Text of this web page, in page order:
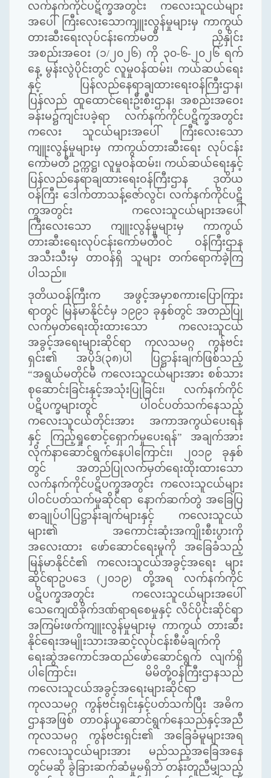
လက်နက်ကိုင်ပဋိက္ခအတွင်း
ကလေးသူငယ်များ
အပေါ်
ကြီးလေးသောကျူးလွန်မှုများမှ ကာကွယ်
တားဆီးရေးလုပ်ငန်းကော်မတီ
ညှိနှိုင်း
အစည်းအဝေး (၁/၂၀၂၆) ကို ၃၀-၆- ၂၀၂၆ ရက်
နေ့ မွန်းလွဲပိုင်းတွင် လူမှုဝန်ထမ်း၊ ကယ်ဆယ်ရေး
နှင့်
ပြန်လည်နေရာချထားရေးဝန်ကြီးဌာန၊
ပြန်လည် ထူထောင်ရေးဦးစီးဌာန၊
အစည်းအဝေး
ခန်းမ၌ကျင်းပခဲ့ရာ
လက်နက်ကိုင်ပဋိက္ခအတွင်း
ကလေး
သူငယ်များအပေါ်
ကြီးလေးသော
ကျူးလွန်မှုများမှ
ကာကွယ်တားဆီးရေး
လုပ်ငန်း
ကော်မတီ ဥက္ကဋ္ဌ၊ လူမှုဝန်ထမ်း၊ ကယ်ဆယ်ရေးနှင့်
ပြန်လည်နေရာချထားရေးဝန်ကြီးဌာန
ဒုတိယ
ဝန်ကြီး ဒေါက်တာသန့်ဇော်လွင်၊ လက်နက်ကိုင်ပဋိ
က္ခအတွင်း
ကလေးသူငယ်များအပေါ်
ကြီးလေးသော
ကျူးလွန်မှုများမှ
ကာကွယ်
တားဆီးရေးလုပ်ငန်းကော်မတီဝင်
ဝန်ကြီးဌာန
အသီးသီးမှ
တာဝန်ရှိ သူများ
တက်ရောက်ခဲ့ကြ
ပါသည်။
ဒုတိယဝန်ကြီးက
အဖွင့်အမှာစကားပြောကြား
ရာတွင်
မြန်မာနိုင်ငံမှ ၁၉၉၁ ခုနှစ်တွင် အတည်ပြု
လက်မှတ်ရေးထိုးထားသော
ကလေးသူငယ်
အခွင့်အရေးများဆိုင်ရာ
ကုလသမဂ္ဂ
ကွန်ဗင်း
ရှင်း၏
အပိုဒ်(၃၈)ပါ
ပြဋ္ဌာန်းချက်ဖြစ်သည့်
“အရွယ်မတိုင်မီ ကလေးသူငယ်များအား စစ်သား
စုဆောင်းခြင်းနှင့်အသုံးပြုခြင်း၊
လက်နက်ကိုင်
ပဋိပက္ခများတွင်
ပါဝင်ပတ်သက်နေသည့်
ကလေးသူငယ်တိုင်းအား
အကာအကွယ်ပေးရန်
နှင့်
ကြည့်ရှုစောင့်ရှောက်မှုပေးရန်” အချက်အား
လိုက်နာဆောင်ရွက်နေပါကြောင်း၊
၂၀၁၉
ခုနှစ်
တွင်
အတည်ပြုလက်မှတ်ရေးထိုးထားသော
လက်နက်ကိုင်ပဋိပက္ခအတွင်း
ကလေးသူငယ်များ
ပါဝင်ပတ်သက်မှုဆိုင်ရာ နောက်ဆက်တွဲ အခြေပြ
စာချုပ်ပါပြဋ္ဌာန်းချက်များနှင့်
ကလေးသူငယ်
များ၏
အကောင်းဆုံးအကျိုးစီးပွားကို
အလေးထား
ဖော်ဆောင်ရေးမူကို
အခြေခံသည့်
မြန်မာနိုင်ငံ၏
ကလေးသူငယ်အခွင့်အရေး
များ
ဆိုင်ရာဥပဒေ ( ၂၀၁၉) တို့အရ
လက်နက်ကိုင်
ပဋိပက္ခအတွင်း
ကလေးသူငယ်များအပေါ်
သေကျေထိခိုက်ဒဏ်ရာရစေမှုနှင့် လိင်ပိုင်းဆိုင်ရာ
အကြမ်းဖက်ကျူးလွန်မှုများမှ
ကာကွယ် တားဆီး
နိုင်ရေးအမျိုးသားအဆင့်လုပ်ငန်းစီမံချက်ကို
ရေးဆွဲအကောင်အထည်ဖော်ဆောင်ရွက်
လျက်ရှိ
ပါကြောင်း၊
မိမိတို့ဝန်ကြီးဌာနသည်
ကလေးသူငယ်အခွင့်အရေးများဆိုင်ရာ
ကုလသမဂ္ဂ
ကွန်ဗင်းရှင်းနှင့်ပတ်သက်ပြီး
အဓိက
ဌာနအဖြစ်
တာဝန်ယူဆောင်ရွက်နေသည်နှင့်အညီ
ကုလသမဂ္ဂ
ကွန်ဗင်းရှင်း၏
အခြေခံမူများအရ
ကလေးသူငယ်များအား
မည်သည့်အခြေအနေ
တွင်မဆို ခွဲခြားဆက်ဆံမှုမရှိဘဲ တန်းတူညီမျှသည့်